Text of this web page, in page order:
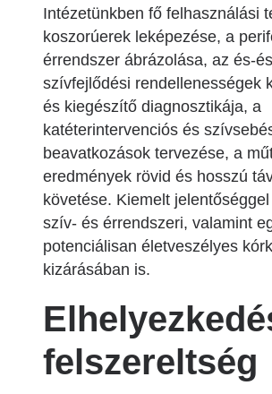
Intézetünkben fő felhasználási
koszorúerek leképezése, a
érrendszer ábrázolása, az és-és
szívfejlődési rendellenességek
és kiegészítő diagnosztikája, a
katéterintervenciós és
beavatkozások tervezése, a
eredmények rövid és hosszú
követése. Kiemelt
szív- és érrendszeri, valamint
potenciálisan életveszélyes
kizárásában is.
felszereltség